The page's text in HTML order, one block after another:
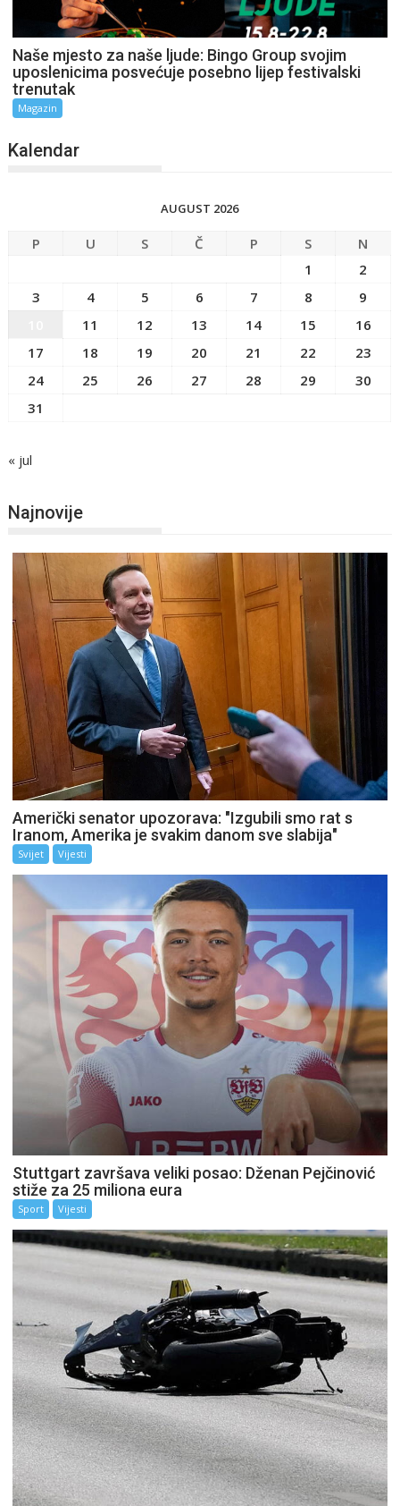
Naše mjesto za naše ljude: Bingo Group svojim
uposlenicima posvećuje posebno lijep festivalski
trenutak
Magazin
Kalendar
AUGUST 2026
P U S Č P S
N
1
2
3
4 5 6 7 8
9
11 12 13 14 15
16
17
18 19 20 21 22
23
24
25 26 27 28 29
30
31
« jul
Najnovije
Američki senator upozorava: "Izgubili smo rat s
Iranom, Amerika je svakim danom sve slabija"
Svijet Vijesti
Stuttgart završava veliki posao: Dženan Pejčinović
stiže za 25 miliona eura
Sport Vijesti